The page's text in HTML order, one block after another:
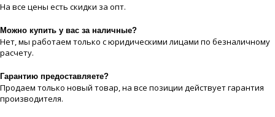
На все цeны есть скидки за опт.
Можно купить у вас за наличные?
Нет, мы работаем только с юридическими лицами по безналичному
расчету.
Гарантию предоставляете?
Продаем только новый товар, на все позиции действует гарантия
производителя.